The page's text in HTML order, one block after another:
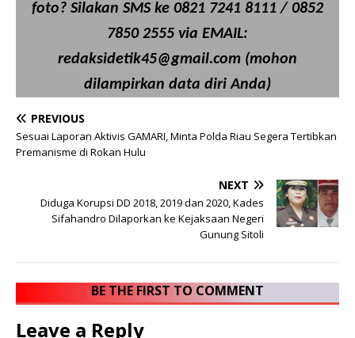
foto? Silakan SMS ke 0821 7241 8111 / 0852
7850 2555 via EMAIL:
redaksidetik45@gmail.com (mohon
dilampirkan data diri Anda)
PREVIOUS
Sesuai Laporan Aktivis GAMARI, Minta Polda Riau Segera Tertibkan
Premanisme di Rokan Hulu
NEXT
Diduga Korupsi DD 2018, 2019 dan 2020, Kades
Sifahandro Dilaporkan ke Kejaksaan Negeri
Gunung Sitoli
BE THE FIRST TO COMMENT
Leave a Reply